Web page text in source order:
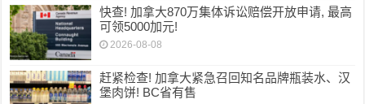
快查! 加拿大870万集体诉讼赔偿开放申请, 最高
可领5000加元!
2026-08-08
赶紧检查! 加拿大紧急召回知名品牌瓶装水、汉
堡肉饼! BC省有售